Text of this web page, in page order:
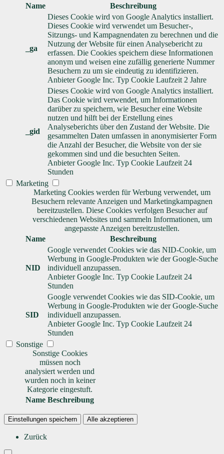
Name
Beschreibung
_ga
Dieses Cookie wird von Google Analytics installiert.
Dieses Cookie wird verwendet um Besucher-,
Sitzungs- und Kampagnendaten zu berechnen und die
Nutzung der Website für einen Analysebericht zu
erfassen. Die Cookies speichern diese Informationen
anonym und weisen eine zufällig generierte Nummer
Besuchern zu um sie eindeutig zu identifizieren.
Anbieter Google Inc. Typ Cookie Laufzeit 2 Jahre
_gid
Dieses Cookie wird von Google Analytics installiert.
Das Cookie wird verwendet, um Informationen
darüber zu speichern, wie Besucher eine Website
nutzen und hilft bei der Erstellung eines
Analyseberichts über den Zustand der Website. Die
gesammelten Daten umfassen in anonymisierter Form
die Anzahl der Besucher, die Website von der sie
gekommen sind und die besuchten Seiten.
Anbieter Google Inc. Typ Cookie Laufzeit 24
Stunden
Marketing
Marketing Cookies werden für Werbung verwendet, um
Besuchern relevante Anzeigen und Marketingkampagnen
bereitzustellen. Diese Cookies verfolgen Besucher auf
verschiedenen Websites und sammeln Informationen, um
angepasste Anzeigen bereitzustellen.
Name
Beschreibung
NID
Google verwendet Cookies wie das NID-Cookie, um
Werbung in Google-Produkten wie der Google-Suche
individuell anzupassen.
Anbieter Google Inc. Typ Cookie Laufzeit 24
Stunden
SID
Google verwendet Cookies wie das SID-Cookie, um
Werbung in Google-Produkten wie der Google-Suche
individuell anzupassen.
Anbieter Google Inc. Typ Cookie Laufzeit 24
Stunden
Sonstige
Sonstige Cookies
müssen noch
analysiert werden und
wurden noch in keiner
Kategorie eingestuft.
Name Beschreibung
Einstellungen speichern Alle akzeptieren
Zurück